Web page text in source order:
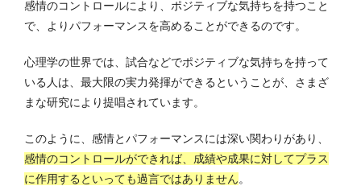
感情のコントロールにより、ポジティブな気持ちを持つこと
で、よりパフォーマンスを高めることができるのです。
心理学の世界では、試合などでポジティブな気持ちを持って
いる人は、最大限の実力発揮ができるということが、さまざ
まな研究により提唱されています。
このように、感情とパフォーマンスには深い関わりがあり、
感情のコントロールができれば、成績や成果に対してプラス
に作用するといっても過言ではありません。